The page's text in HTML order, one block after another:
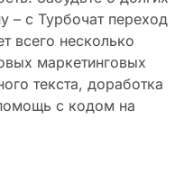
– с Турбочат переход
всего несколько
маркетинговых
текста, доработка
с кодом на